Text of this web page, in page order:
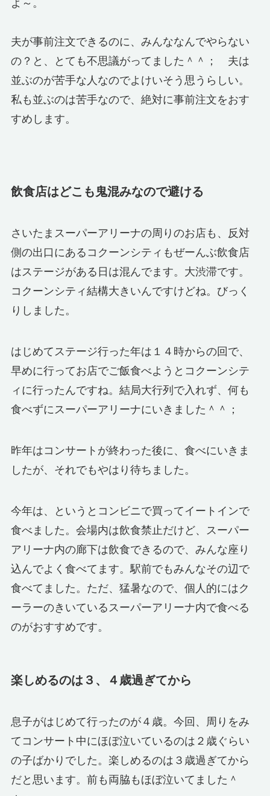
よ～。
夫が事前注文できるのに、みんななんでやらない
の？と、とても不思議がってました＾＾； 夫は
並ぶのが苦手な人なのでよけいそう思うらしい。
私も並ぶのは苦手なので、絶対に事前注文をおす
すめします。
飲食店はどこも鬼混みなので避ける
さいたまスーパーアリーナの周りのお店も、反対
側の出口にあるコクーンシティもぜーんぶ飲食店
はステージがある日は混んでます。大渋滞です。
コクーンシティ結構大きいんですけどね。びっく
りしました。
はじめてステージ行った年は１４時からの回で、
早めに行ってお店でご飯食べようとコクーンシテ
ィに行ったんですね。結局大行列で入れず、何も
食べずにスーパーアリーナにいきました＾＾；
昨年はコンサートが終わった後に、食べにいきま
したが、それでもやはり待ちました。
今年は、というとコンビニで買ってイートインで
食べました。会場内は飲食禁止だけど、スーパー
アリーナ内の廊下は飲食できるので、みんな座り
込んでよく食べてます。駅前でもみんなその辺で
食べてました。ただ、猛暑なので、個人的にはク
ーラーのきいているスーパーアリーナ内で食べる
のがおすすめです。
楽しめるのは３、４歳過ぎてから
息子がはじめて行ったのが４歳。今回、周りをみ
てコンサート中にほぼ泣いているのは２歳ぐらい
の子ばかりでした。楽しめるのは３歳過ぎてから
だと思います。前も両脇もほぼ泣いてました＾